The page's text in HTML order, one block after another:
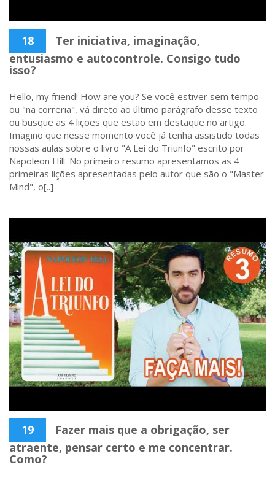
18
Ter iniciativa, imaginação,
entusiasmo e autocontrole. Consigo tudo
isso?
Hello, my friend! How are you? Se você estiver sem tempo
ou "na correria", vá direto ao último parágrafo desse texto
ou busque as 4 lições que estão em destaque no artigo.
Imagino que nesse momento você já tenha assistido todas
nossas aulas sobre o livro "A Lei do Triunfo" escrito por
Napoleon Hill. No primeiro resumo apresentamos as 4
primeiras lições apresentadas pelo autor que são o "Master
Mind", o[..]
19
Fazer mais que a obrigação, ser
atraente, pensar certo e me concentrar.
Como?